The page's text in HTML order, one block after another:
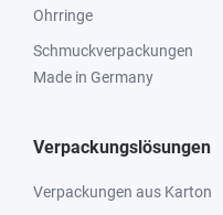
Ohrringe
Schmuckverpackungen
Made in Germany
Verpackungslösungen
Verpackungen aus Karton